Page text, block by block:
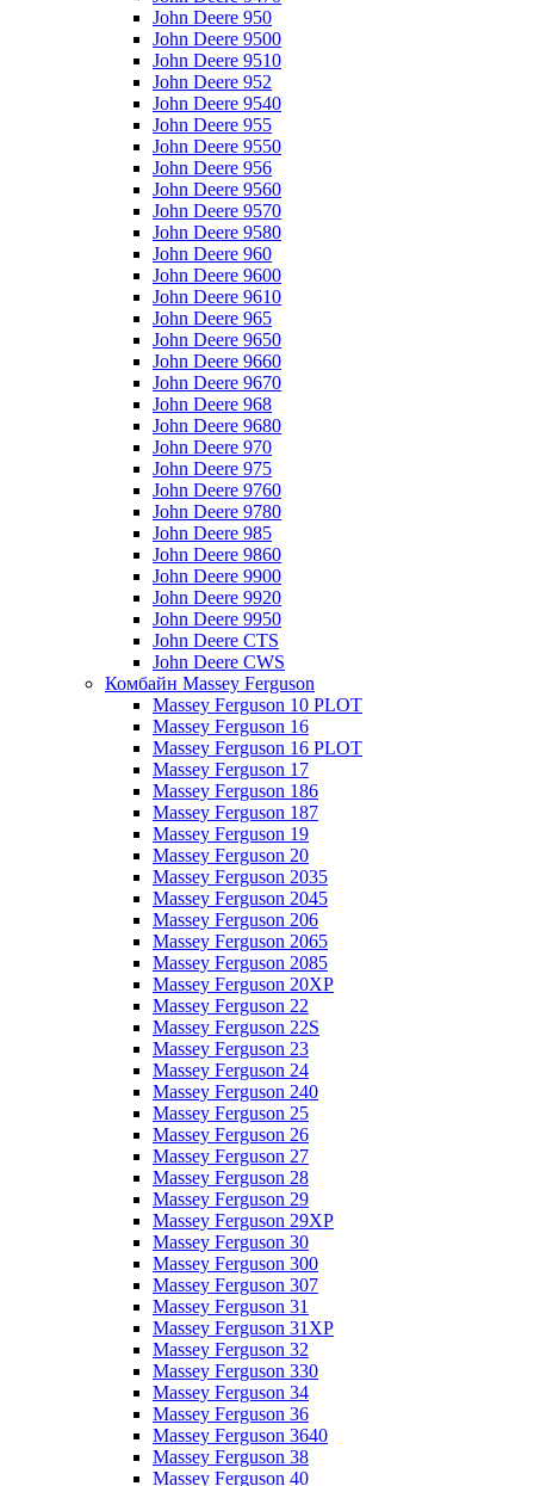
John Deere 950
John Deere 9500
John Deere 9510
John Deere 952
John Deere 9540
John Deere 955
John Deere 9550
John Deere 956
John Deere 9560
John Deere 9570
John Deere 9580
John Deere 960
John Deere 9600
John Deere 9610
John Deere 965
John Deere 9650
John Deere 9660
John Deere 9670
John Deere 968
John Deere 9680
John Deere 970
John Deere 975
John Deere 9760
John Deere 9780
John Deere 985
John Deere 9860
John Deere 9900
John Deere 9920
John Deere 9950
John Deere CTS
John Deere CWS
Комбайн Massey Ferguson
Massey Ferguson 10 PLOT
Massey Ferguson 16
Massey Ferguson 16 PLOT
Massey Ferguson 17
Massey Ferguson 186
Massey Ferguson 187
Massey Ferguson 19
Massey Ferguson 20
Massey Ferguson 2035
Massey Ferguson 2045
Massey Ferguson 206
Massey Ferguson 2065
Massey Ferguson 2085
Massey Ferguson 20XP
Massey Ferguson 22
Massey Ferguson 22S
Massey Ferguson 23
Massey Ferguson 24
Massey Ferguson 240
Massey Ferguson 25
Massey Ferguson 26
Massey Ferguson 27
Massey Ferguson 28
Massey Ferguson 29
Massey Ferguson 29XP
Massey Ferguson 30
Massey Ferguson 300
Massey Ferguson 307
Massey Ferguson 31
Massey Ferguson 31XP
Massey Ferguson 32
Massey Ferguson 330
Massey Ferguson 34
Massey Ferguson 36
Massey Ferguson 3640
Massey Ferguson 38
Massey Ferguson 40